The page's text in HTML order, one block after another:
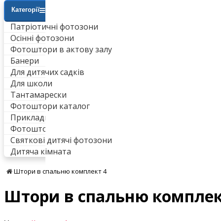
Категорії
Патріотичні фотозони
Осінні фотозони
Фотоштори в актову залу
Банери
Для дитячих садків
Для школи
Тантамарески
Фотоштори каталог
Приклади робіт
Фотоштори для ванни
Святкові дитячі фотозони
Дитяча кімната
Штори в спальню комплект 4
Штори в спальню